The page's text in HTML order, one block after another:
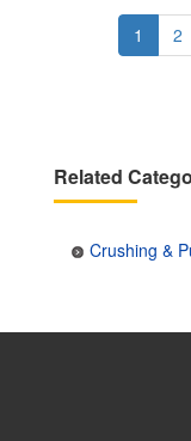
PaginationCurrent
page
1 2
Related
Crushing &